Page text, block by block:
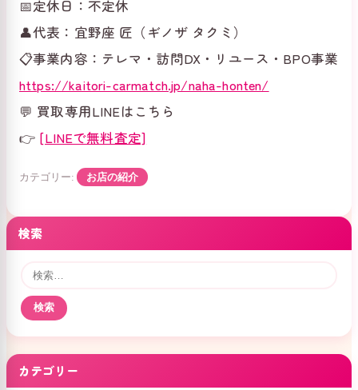
📅定休日：不定休
👤代表：宜野座 匠（ギノザ タクミ）
📋事業内容：テレマ・訪問DX・リユース・BPO事業
https://kaitori-carmatch.jp/naha-honten/
💬 買取専用LINEはこちら
👉 [LINEで無料査定]
カテゴリー: お店の紹介
検索
カテゴリー